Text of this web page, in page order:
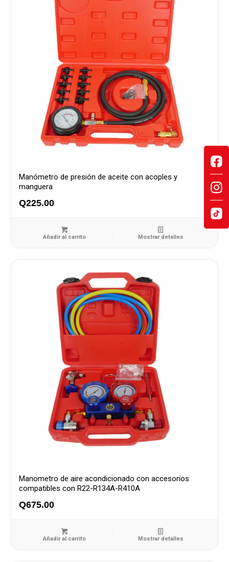
Manómetro de presión de aceite con acoples y
manguera
Q225.00
Añadir al carrito Mostrar detalles
Manometro de aire acondicionado con accesorios
compatibles con R22-R134A-R410A
Q675.00
Añadir al carrito Mostrar detalles